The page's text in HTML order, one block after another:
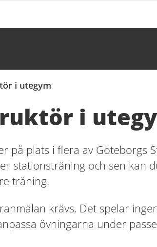
i utegym
i
på plats i flera av Göteborgs
stationsträning och sen kan
träning.
krävs. Det spelar
övningarna under